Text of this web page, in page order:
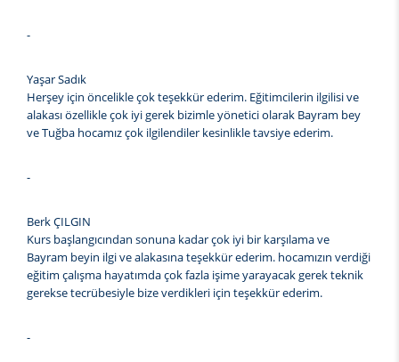
-
Yaşar Sadık
Herşey için öncelikle çok teşekkür ederim. Eğitimcilerin ilgilisi ve
alakası özellikle çok iyi gerek bizimle yönetici olarak Bayram bey
ve Tuğba hocamız çok ilgilendiler kesinlikle tavsiye ederim.
-
Berk ÇILGIN
Kurs başlangıcından sonuna kadar çok iyi bir karşılama ve
Bayram beyin ilgi ve alakasına teşekkür ederim. hocamızın verdiği
eğitim çalışma hayatımda çok fazla işime yarayacak gerek teknik
gerekse tecrübesiyle bize verdikleri için teşekkür ederim.
-